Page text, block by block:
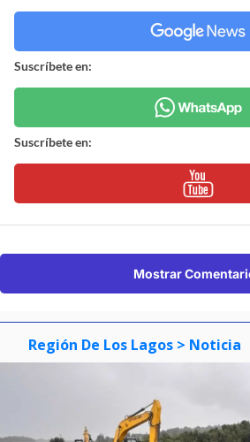
Suscríbete en:
Suscríbete en:
Mostrar
Región De Los Lagos > Noticia